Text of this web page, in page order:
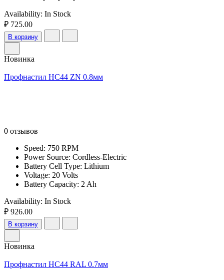
Availability: In Stock
₽ 725.00
В корзину
Новинка
Профнастил НС44 ZN 0.8мм
0 отзывов
Speed: 750 RPM
Power Source: Cordless-Electric
Battery Cell Type: Lithium
Voltage: 20 Volts
Battery Capacity: 2 Ah
Availability: In Stock
₽ 926.00
В корзину
Новинка
Профнастил НС44 RAL 0.7мм